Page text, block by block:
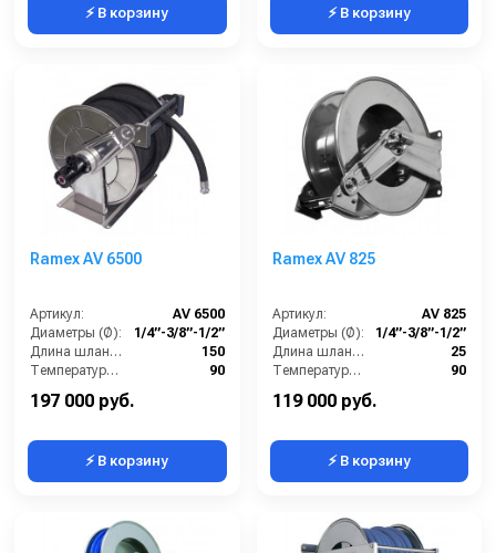
⚡ В корзину ⚡ В корзину
Ramex AV 6500
Артикул:
AV 6500
Диаметры (Ø):
1/4”-3/8”-1/2”
Длина шланга ВД (м):
150
Температура (°C):
90
197 000 руб.
⚡ В корзину
Ramex AV 825
Артикул:
AV 825
Диаметры (Ø):
1/4”-3/8”-1/2”
Длина шланга ВД (м):
25
Температура (°C):
90
119 000 руб.
⚡ В корзину